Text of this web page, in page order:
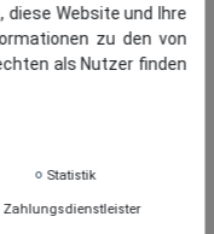
diese Website und Ihre
zu den von
als Nutzer finden
Statistik
Zahlungsdienstleister